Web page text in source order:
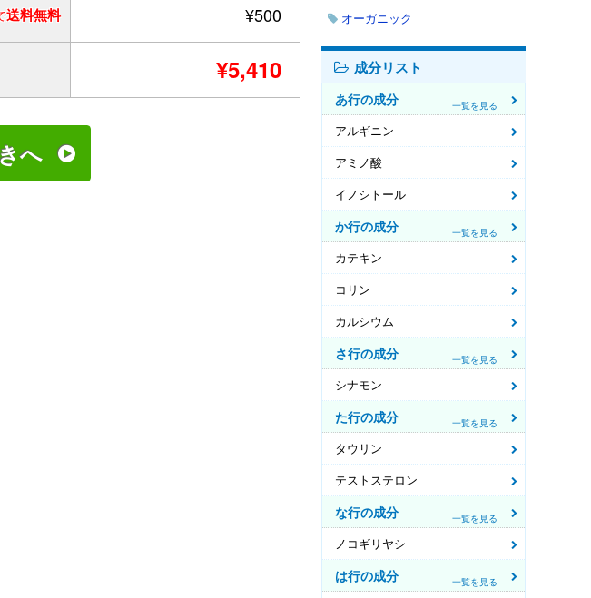
送料無料 ¥500
¥5,410
へ
オーガニック
成分リスト
あ行の成分 一覧を見る
アルギニン
アミノ酸
イノシトール
か行の成分 一覧を見る
カテキン
コリン
カルシウム
さ行の成分 一覧を見る
シナモン
た行の成分 一覧を見る
タウリン
テストステロン
な行の成分 一覧を見る
ノコギリヤシ
は行の成分 一覧を見る